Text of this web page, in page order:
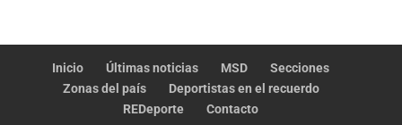
Inicio Últimas noticias MSD
Secciones
Zonas del país
Deportistas en el recuerdo
REDeporte
Contacto